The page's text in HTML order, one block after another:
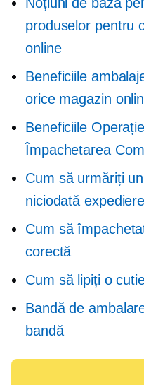
produselor pentru
online
Beneficiile
orice magazin
Beneficiile
Împachetarea
Cum să urmăriți
niciodată
Cum să
corectă
Cum să lipiți o
Bandă de
bandă